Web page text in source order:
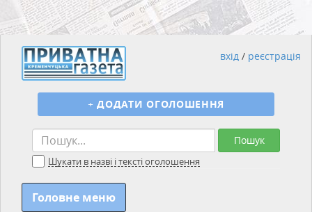
Пошук
Шукати в назві і тексті оголошення
+ ДОДАТИ ОГОЛОШЕННЯ
вхід / реєстрація
Головне меню